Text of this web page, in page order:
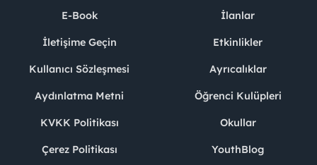
E-Book
İletişime Geçin
Kullanıcı Sözleşmesi
Aydınlatma Metni
KVKK Politikası
Çerez Politikası
İlanlar
Etkinlikler
Ayrıcalıklar
Öğrenci Kulüpleri
Okullar
YouthBlog